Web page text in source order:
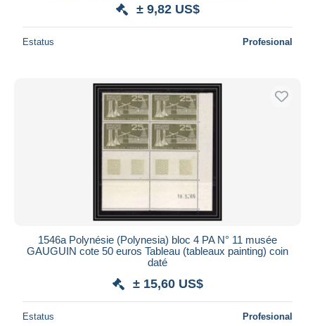
± 9,82 US$
Estatus Profesional
1546a Polynésie (Polynesia) bloc 4 PA N° 11 musée
GAUGUIN cote 50 euros Tableau (tableaux painting) coin
daté
± 15,60 US$
Estatus Profesional